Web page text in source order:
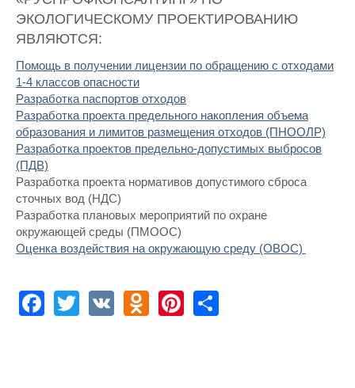
ЭКОЛОГИЧЕСКОМУ ПРОЕКТИРОВАНИЮ
ЯВЛЯЮТСЯ:
Помощь в получении лицензии по обращению с отходами
1-4 классов опасности
Разработка паспортов отходов
Разработка проекта предельного накопления объема
образования и лимитов размещения отходов (ПНООЛР)
Разработка проектов предельно-допустимых выбросов
(ПДВ)
Разработка проекта нормативов допустимого сброса
сточных вод (НДС)
Разработка плановых мероприятий по охране
окружающей среды (ПМООС)
Оценка воздействия на окружающую среду (ОВОС)
Facebook
Twitter
VK Odnoklassniki
Pinterest